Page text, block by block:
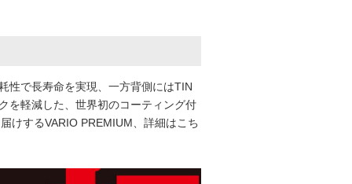
性で長寿命を実現、一方背側にはTIN
を軽減した、世界初のコーティング付
けするVARIO PREMIUM、詳細はこち